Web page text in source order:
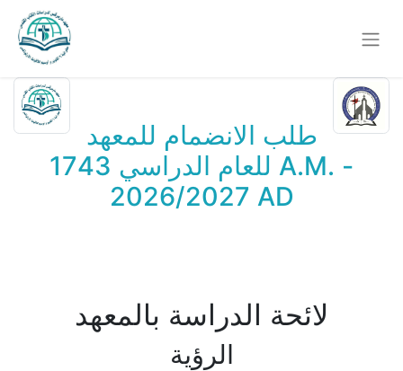
طلب الانضمام للمعهد
للعام الدراسي 1743 A.M. -
2026/2027 AD
لائحة الدراسة بالمعهد
الرؤية